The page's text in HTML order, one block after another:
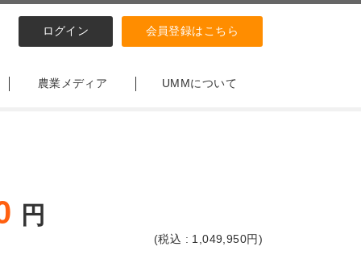
ログイン 会員登録はこちら
農業メディア UMMについて
円
(税込 : 1,049,950円)